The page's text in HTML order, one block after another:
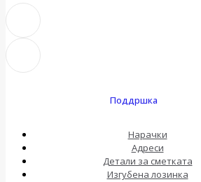
Поддршка
Нарачки
Адреси
Детали за сметката
Изгубена лозинка